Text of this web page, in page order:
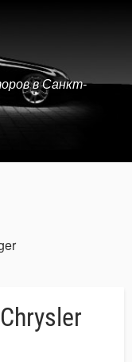
в Санкт-